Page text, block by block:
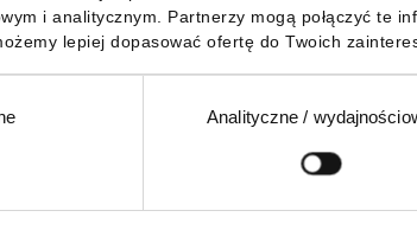
i analitycznym. Partnerzy mogą połączyć te
lepiej dopasować ofertę do Twoich
Analityczne /